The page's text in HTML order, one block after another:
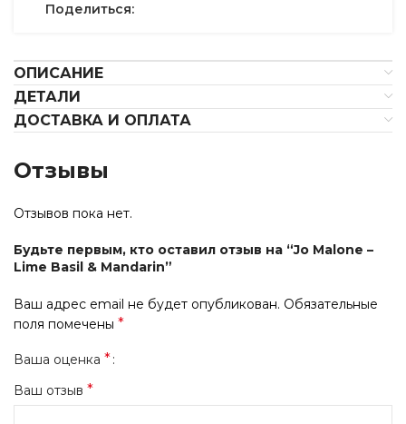
Поделиться:
ОПИСАНИЕ
ДЕТАЛИ
ДОСТАВКА И ОПЛАТА
Отзывы
Отзывов пока нет.
Будьте первым, кто оставил отзыв на “Jo Malone –
Lime Basil & Mandarin”
Ваш адрес email не будет опубликован. Обязательные
поля помечены *
Ваша оценка *
Ваш отзыв *